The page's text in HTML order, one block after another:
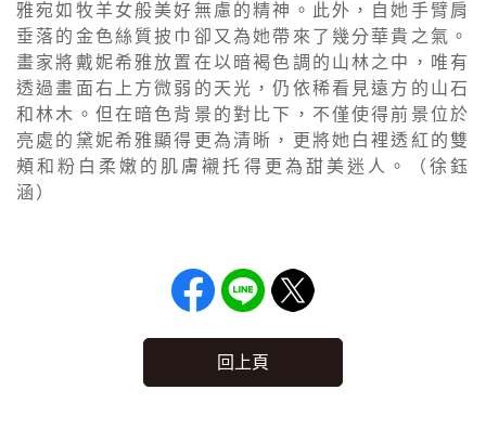
雅宛如牧羊女般美好無慮的精神。此外，自她手臂肩
垂落的金色絲質披巾卻又為她帶來了幾分華貴之氣。
畫家將戴妮希雅放置在以暗褐色調的山林之中，唯有
透過畫面右上方微弱的天光，仍依稀看見遠方的山石
和林木。但在暗色背景的對比下，不僅使得前景位於
亮處的黛妮希雅顯得更為清晰，更將她白裡透紅的雙
頰和粉白柔嫩的肌膚襯托得更為甜美迷人。（徐鈺
涵）
回上頁